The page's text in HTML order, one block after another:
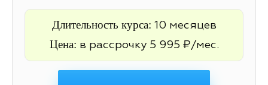
Длительность курса: 10 месяцев
Цена: в рассрочку 5 995 ₽/мес.